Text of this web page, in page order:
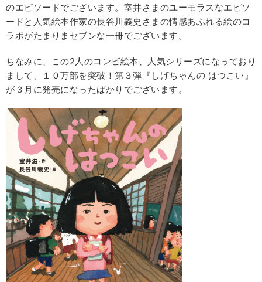
のエピソードでございます。室井さまのユーモラスなエピソ
ードと人気絵本作家の長谷川義史さまの情感あふれる絵のコ
ラボがたまりまセブンな一冊でございます。
ちなみに、この2人のコンビ絵本、人気シリーズになっており
まして、１０万部を突破！第３弾『しげちゃんの はつこい』
が３月に発売になったばかりでございます。